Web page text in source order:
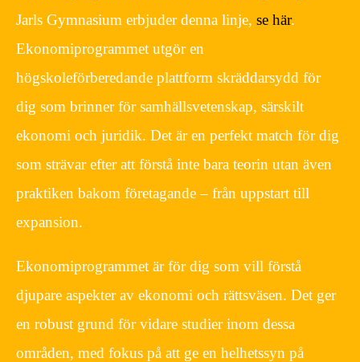
Jarls Gymnasium erbjuder denna linje, se här.
Ekonomiprogrammet utgör en
högskoleförberedande plattform skräddarsydd för
dig som brinner för samhällsvetenskap, särskilt
ekonomi och juridik. Det är en perfekt match för dig
som strävar efter att förstå inte bara teorin utan även
praktiken bakom företagande – från uppstart till
expansion.
Ekonomiprogrammet är för dig som vill förstå
djupare aspekter av ekonomi och rättsväsen. Det ger
en robust grund för vidare studier inom dessa
områden, med fokus på att ge en helhetssyn på